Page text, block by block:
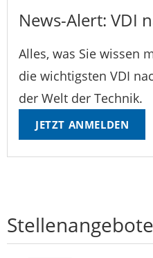
News-Alert: VDI
Alles, was Sie wissen
die wichtigsten VDI
der Welt der Technik.
JETZT ANMELDEN
Stellenangebote